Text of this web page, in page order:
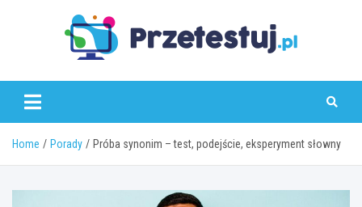
przetestuj.pl
Home Porady Próba synonim – test, podejście, eksperyment słowny